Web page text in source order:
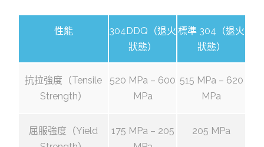
性能
304DDQ（退火
狀態）
標準 304（退火
狀態）
抗拉強度（Tensile
Strength）
520 MPa – 600
MPa
515 MPa – 620
MPa
屈服強度（Yield
175 MPa – 205
205 MPa